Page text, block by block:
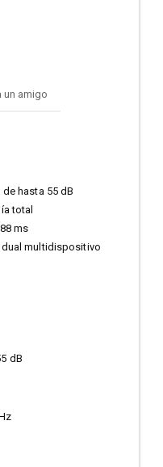
un amigo
de hasta 55 dB
total
ms
multidispositivo
dB